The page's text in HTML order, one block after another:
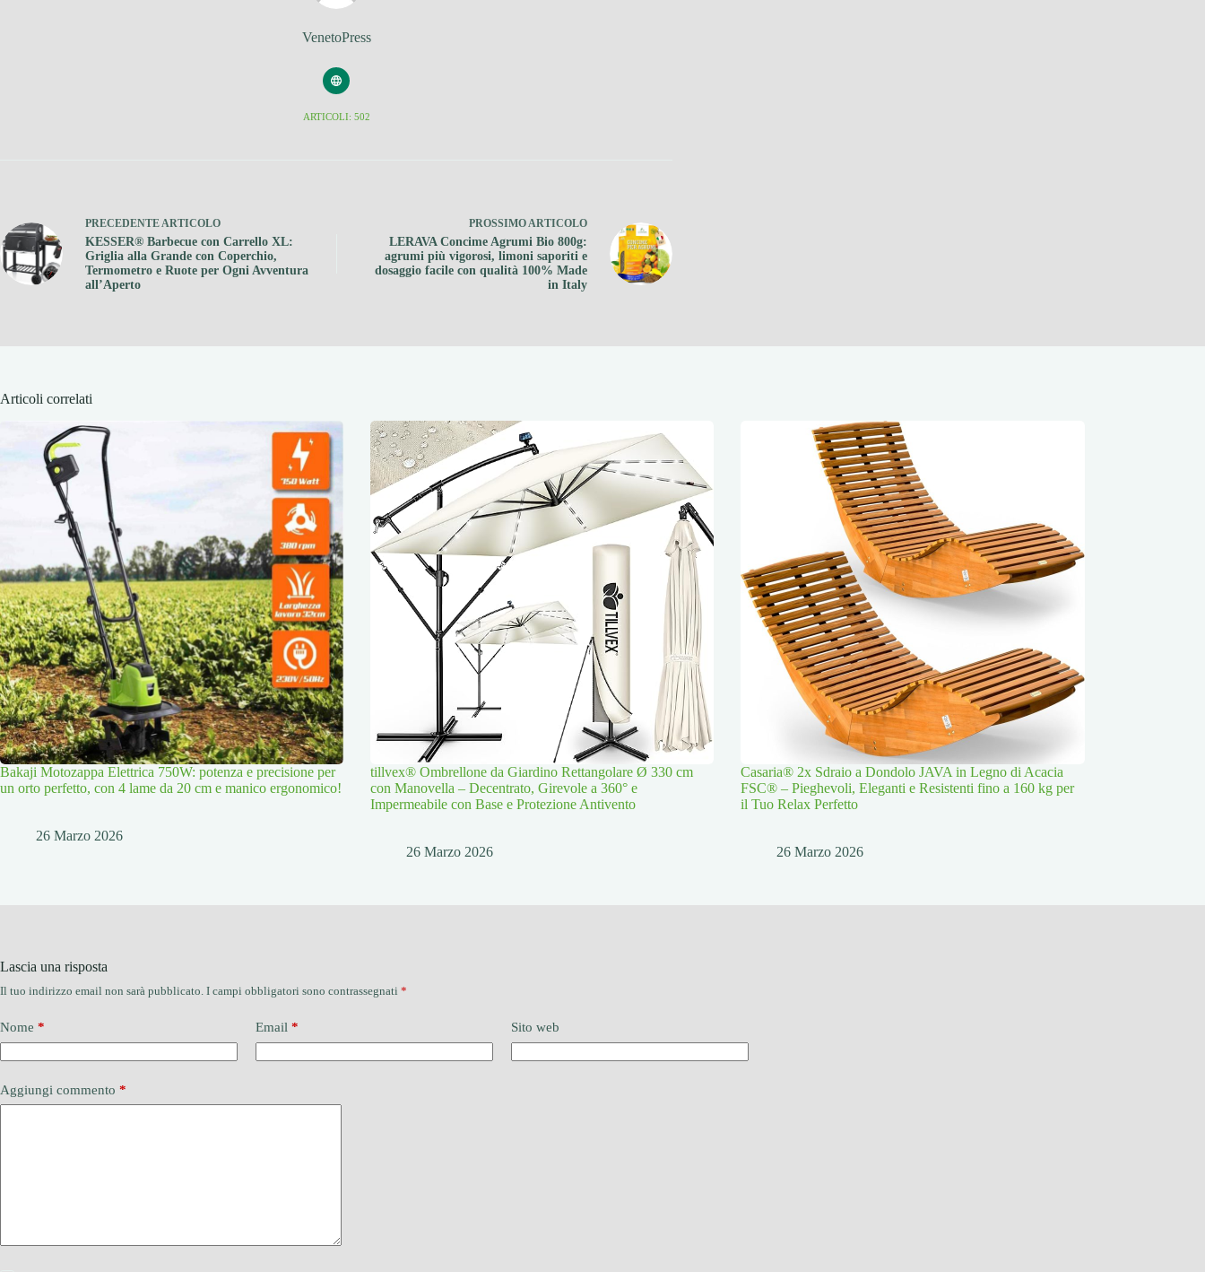
VenetoPress
ARTICOLI: 502
PRECEDENTEARTICOLO
KESSER® Barbecue con Carrello XL:
Griglia alla Grande con Coperchio,
Termometro e Ruote per Ogni Avventura
all’Aperto
PROSSIMOARTICOLO
LERAVA Concime Agrumi Bio 800g:
agrumi più vigorosi, limoni saporiti e
dosaggio facile con qualità 100% Made
in Italy
Articoli correlati
Bakaji Motozappa Elettrica 750W: potenza e precisione per
un orto perfetto, con 4 lame da 20 cm e manico ergonomico!
26 Marzo 2026
tillvex® Ombrellone da Giardino Rettangolare Ø 330 cm
con Manovella – Decentrato, Girevole a 360° e
Impermeabile con Base e Protezione Antivento
26 Marzo 2026
Casaria® 2x Sdraio a Dondolo JAVA in Legno di Acacia
FSC® – Pieghevoli, Eleganti e Resistenti fino a 160 kg per
il Tuo Relax Perfetto
26 Marzo 2026
Lascia una risposta
Il tuo indirizzo email non sarà pubblicato. I campi obbligatori sono contrassegnati *
Nome * Email * Sito web
Aggiungi commento *